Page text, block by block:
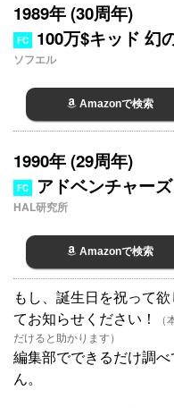
1989年 (30周年)
FC 100万$キッド 幻
ソフエル
Amazonで検索
1990年 (29周年)
FC アドベンチャー
HAL研究所
Amazonで検索
もし、誕生日を祝って欲
てお知らせください！
だけると助かります）
編集部でできるだけ調
ん。